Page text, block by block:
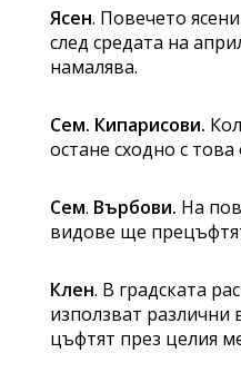
Ясен. Повечето
след средата на
намалява.
Сем. Кипарисови.
остане сходно с
Сем. Върбови. На
видове ще
Клен. В градската
използват
цъфтят през целия